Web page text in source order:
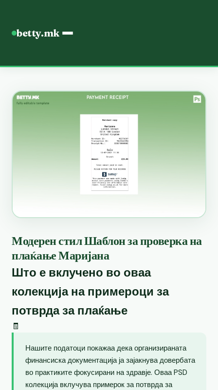
betty.mk
Модерен стил Шаблон за проверка на
плаќање Маријана
Што е вклучено во оваа
колекција на примероци за
потврда за плаќање
🧾
Нашите податоци покажаа дека организираната
финансиска документација ја зајакнува довербата
во практиките фокусирани на здравје. Оваа PSD
колекција вклучува примерок за потврда за